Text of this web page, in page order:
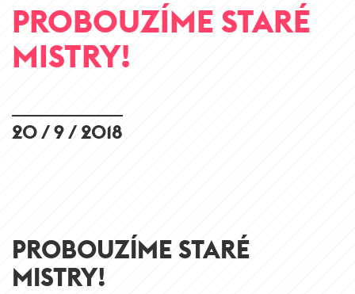
PROBOUZÍME STARÉ
MISTRY!
20 / 9 / 2018
PROBOUZÍME STARÉ
MISTRY!